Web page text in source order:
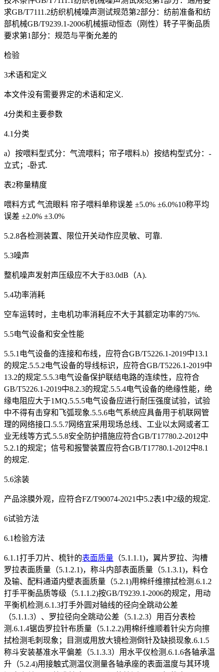
求GB/T7111.2纺织机械噪声测试规范第2部分：纺前准备和纺
部机械GB/T9239.1-2006机械振动恒态（刚性）转子平衡品质
要求第1部分：规范与平衡允差的
检验
3术语和定义
本文件没有需要界定的术语和定义.
4分类和主要参数
4.1分类
a）按喂料型式分：气流喂料；帘子喂料.b）按结构型式分：-
立式；-卧式.
表2称量精度
喂料方式 气流眼料 帘子喂料单称误差 ±5.0% ±6.0%10称平均
误差 ±2.0% ±3.0%
5.2.8各检测装置、限位开关动作应灵敏、可靠.
5.3噪声
整机噪声发射声压级应不大于83.0dB（A).
5.4功率消耗
空车运转时，主电机功率消耗应不大于其额定功率的75%.
5.5电气设备和安全性能
5.5.1电气设备的连接和布线，应符合GB/T5226.1-2019中13.1
的规定.5.5.2电气设备的导线标识，应符合GB/T5226.1-2019中
13.2的规定.5.5.3电气设备保护联结电路的连续性，应符合
GB/T5226.1-2019中8.2.3的规定.5.5.4电气设备的绝缘性能，绝
缘电阻应大于1MQ.5.5.5电气设备应进行耐压强度试验，试验
中不得有击穿和飞弧现象.5.5.6电气系统应具备用于机联网管
理的网络接口.5.5.7网络宜采用现场总线、工业以太网或者工
业无线等方式.5.5.8安全防护措施应符合GB/T17780.2-2012中
5.2.1的规定；信号和报警装置应符合GB/T17780.1-2012中8.1
的规定.
5.6涂装
产品涂膜外观，应符合FZ/T90074-2021中5.2表1中2级的规定.
6试验方法
6.1检验方法
6.1.1打手刀片、梳针的表面质量 （5.1.1.1)，翼片罗拉、沟槽
罗拉表面质量（5.1.2.1)，称斗内部表面质量（5.1.3.1)，料仓
及输、配料通道内壁表面质量（5.2.1)用棉纤维擦拭检测.6.1.2
打手平衡品质等级（5.1.1.2)按GB/T9239.1-2006的规定，用动
平衡机检测.6.1.3打手外圆对轴线的径向全跳动公差
（5.1.1.3）、罗拉径向全跳动公差（5.1.2.3）用百分表检
测.6.1.4锯齿罗拉针布质量（5.1.2.2)用棉纤维顺着针尖方向擦
拭检测毛刺现象；目测或用放大镜检测倒针及缺损现象.6.1.5
称斗安装基准水平偏差（5.1.3.3）用水平仪检测.6.1.6各轴承温
升（5.2.4)用接触式测温仪测量各轴承座的表面温度与其环境